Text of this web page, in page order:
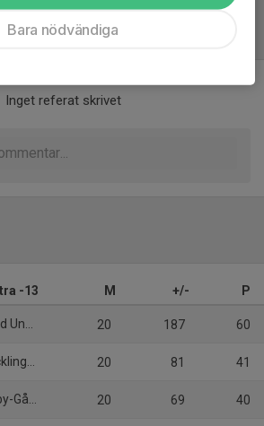
Inget referat skrivet
-13 M +/- P
P13/1 20 187 60
Vit 20 81 41
IF P13 20 69 40
Bara nödvändiga